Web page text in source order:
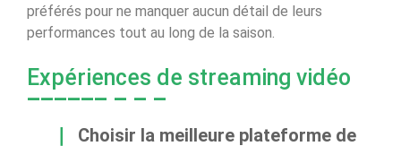
préférés pour ne manquer aucun détail de leurs
performances tout au long de la saison.
Expériences de streaming vidéo
Choisir la meilleure plateforme de